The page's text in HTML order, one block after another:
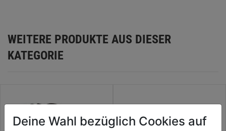
WEITERE PRODUKTE AUS DIESER
KATEGORIE
Deine Wahl bezüglich Cookies auf